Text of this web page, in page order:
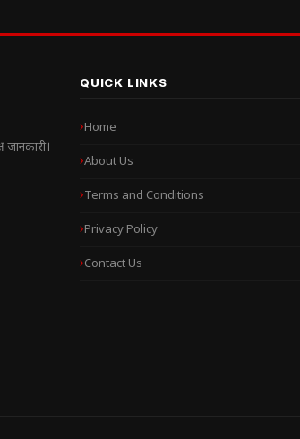
QUICK LINKS
Home
About Us
Terms and Conditions
Privacy Policy
Contact Us